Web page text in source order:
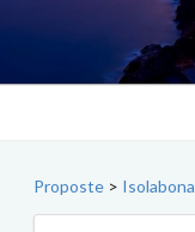
Proposte > Isolabona